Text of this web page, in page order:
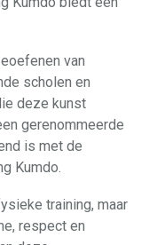
van
scholen en
deze kunst
gerenommeerde
is met de
Kumdo.
training, maar
respect en